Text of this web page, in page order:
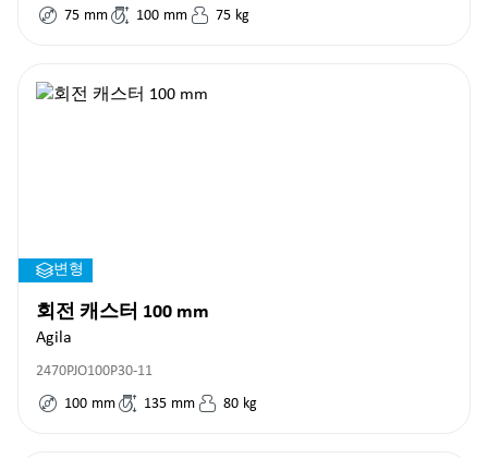
75 mm 100 mm 75 kg
변형
회전 캐스터 100 mm
Agila
2470PJO100P30-11
100 mm 135 mm 80 kg